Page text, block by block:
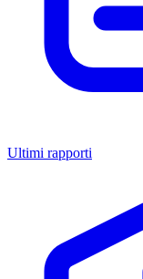
Ultimi rapporti